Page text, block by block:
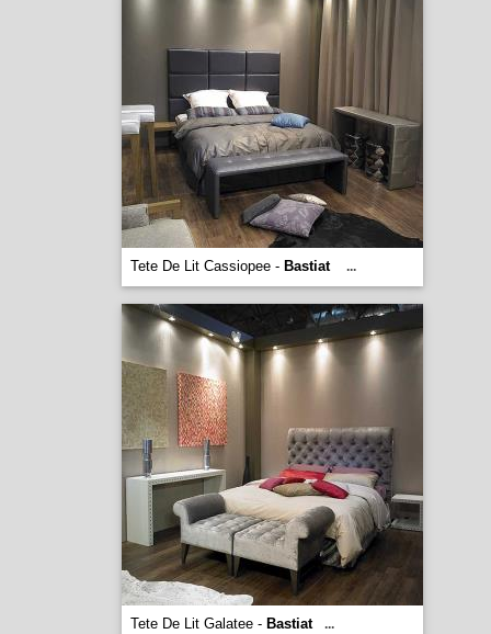
Tete De Lit Cassiopee - Bastiat ...
Tete De Lit Galatee - Bastiat ...